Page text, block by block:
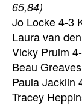
65,84)
Jo Locke 4-3
Laura van
Vicky Pruim
Beau
Paula Jacklin
Tracey